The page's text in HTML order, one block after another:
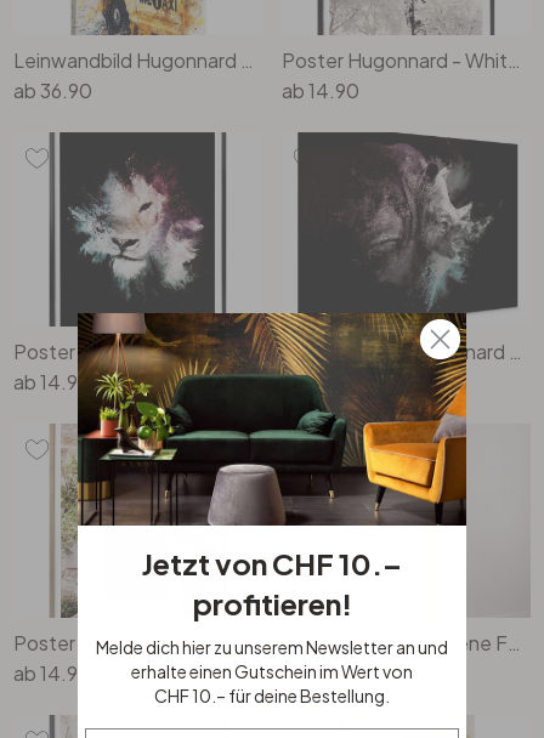
Leinwandbild Hugonnard - Watercolour: New York Cabs
ab36.90
Poster Hugonnard - White Paris
ab14.90
Poster Hugonnard - Wild Explosion: Löwe
ab14.90
Leinwandbild Hugonnard - Wild Explosion: Nashorn
ab36.90
Poster Hugonnard - Antike Holztür
ab14.90
Türfolie Pfirsichfarbene Fassade in Südamerika - Hugonnard - Selbstklebende Türdeko
ab79.90
Jetzt von CHF 10.–
profitieren!
Melde dich hier zu unserem Newsletter an und
erhalte einen Gutschein im Wert von
CHF 10.– für deine Bestellung.